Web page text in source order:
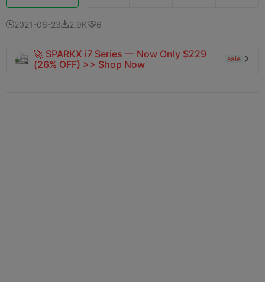
2021-06-232.9K6
🚀 SPARKX i7 Series — Now Only $229
(26% OFF) >> Shop Now
sale 